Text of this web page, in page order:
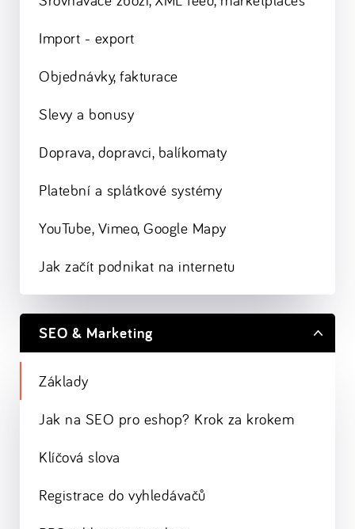
Import - export
Objednávky, fakturace
Slevy a bonusy
Doprava, dopravci, balíkomaty
Platební a splátkové systémy
YouTube, Vimeo, Google Mapy
Jak začít podnikat na internetu
SEO & Marketing
Základy
Jak na SEO pro eshop? Krok za krokem
Klíčová slova
Registrace do vyhledávačů